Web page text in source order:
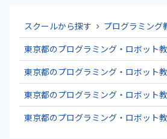
スクールから探す
プログラミン
東京都のプログラミング・ロボット
東京都のプログラミング・ロボット
東京都のプログラミング・ロボット
東京都のプログラミング・ロボット